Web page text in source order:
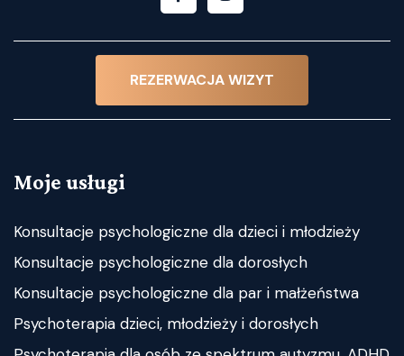
REZERWACJA WIZYT
Moje usługi
Konsultacje psychologiczne dla dzieci i młodzieży
Konsultacje psychologiczne dla dorosłych
Konsultacje psychologiczne dla par i małżeństwa
Psychoterapia dzieci, młodzieży i dorosłych